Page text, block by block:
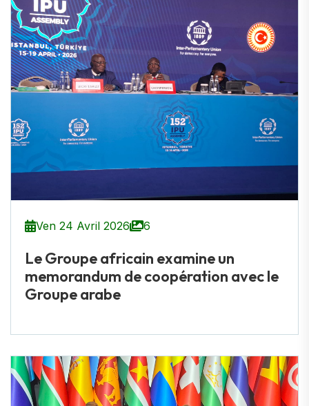
Ven 24 Avril 2026 6
Le Groupe africain examine un
memorandum de coopération avec le
Groupe arabe